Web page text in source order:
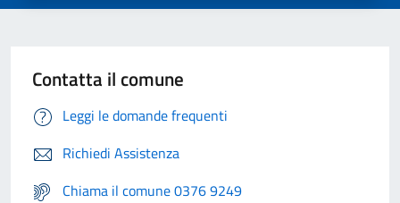
Contatta il comune
Leggi le domande frequenti
Richiedi Assistenza
Chiama il comune 0376 9249